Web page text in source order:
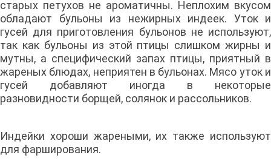
старых петухов не ароматичны. Неплохим вкусом
обладают бульоны из нежирных индеек. Уток и
гусей для приготовления бульонов не используют,
так как бульоны из этой птицы слишком жирны и
мутны, а специфический запах птицы, приятный в
жареных блюдах, неприятен в бульонах. Мясо уток и
гусей добавляют иногда в некоторые
разновидности борщей, солянок и рассольников.
Индейки хороши жареными, их также используют
для фарширования.